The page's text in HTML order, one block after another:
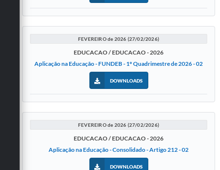
FEVEREIRO de 2026 (27/02/2026)
EDUCACAO / EDUCACAO - 2026
Aplicação na Educação - FUNDEB - 1º Quadrimestre de 2026 - 02
DOWNLOADS
FEVEREIRO de 2026 (27/02/2026)
EDUCACAO / EDUCACAO - 2026
Aplicação na Educação - Consolidado - Artigo 212 - 02
DOWNLOADS